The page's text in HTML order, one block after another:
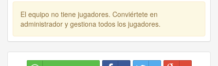
El equipo no tiene jugadores. Conviértete en
administrador y gestiona todos los jugadores.